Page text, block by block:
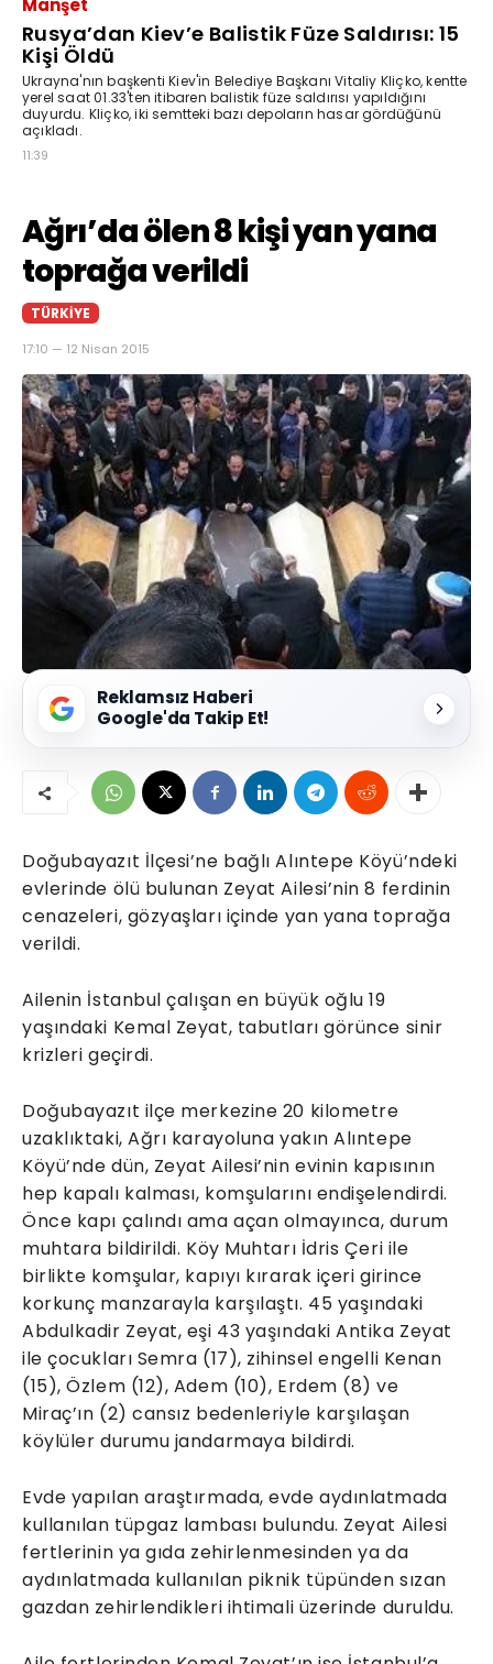
Manşet
Rusya’dan Kiev’e Balistik Füze Saldırısı: 15
Kişi Öldü
Ukrayna'nın başkenti Kiev'in Belediye Başkanı Vitaliy Kliçko, kentte
yerel saat 01.33'ten itibaren balistik füze saldırısı yapıldığını
duyurdu. Kliçko, iki semtteki bazı depoların hasar gördüğünü
açıkladı.
11:39